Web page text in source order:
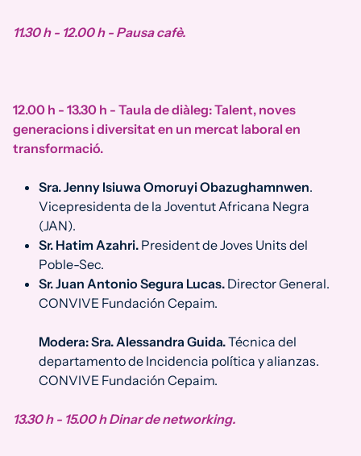
11.30 h - 12.00 h - Pausa cafè.
12.00 h - 13.30 h - Taula de diàleg: Talent, noves
generacions i diversitat en un mercat laboral en
transformació.
Sra. Jenny Isiuwa Omoruyi Obazughamnwen.
Vicepresidenta de la Joventut Africana Negra
(JAN).
Sr. Hatim Azahri. President de Joves Units del
Poble-Sec.
Sr. Juan Antonio Segura Lucas. Director General.
CONVIVE Fundación Cepaim.
Modera: Sra. Alessandra Guida.Técnica del
departamento de Incidencia política y alianzas.
CONVIVE Fundación Cepaim.
13.30 h - 15.00 h Dinar de networking.